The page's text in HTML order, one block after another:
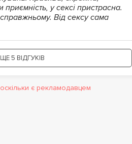
у сексі пристрасна.
Від сексу сама
5 ВІДГУКІВ
є рекламодавцем